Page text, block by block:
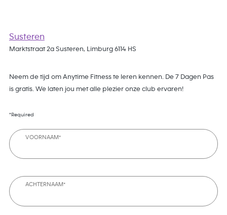
Susteren
Marktstraat 2a Susteren, Limburg 6114 HS
Neem de tijd om Anytime Fitness te leren kennen. De 7 Dagen Pas
is gratis. We laten jou met alle plezier onze club ervaren!
*Required
VOORNAAM*
ACHTERNAAM*